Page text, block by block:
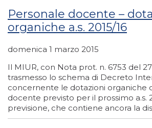
Personale docente –
organiche a.s. 2015/16
domenica 1 marzo 2015
Il MIUR, con Nota prot. n. 6753 del
trasmesso lo schema di Decreto
concernente le dotazioni organiche
docente previsto per il prossimo a.s.
previsione, che contiene ancora la